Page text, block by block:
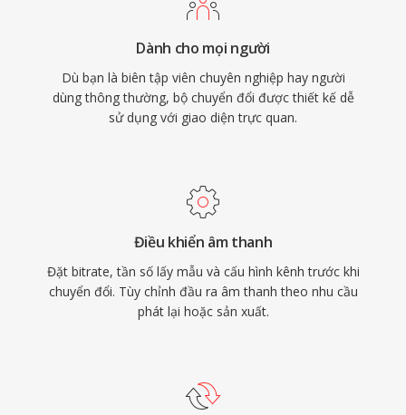
giản và nén trong suốt.Dành cho mọi người
Dù bạn là biên tập viên chuyên nghiệp hay người
dùng thông thường, bộ chuyển đổi được thiết kế dễ
sử dụng với giao diện trực quan.
Điều khiển âm thanh
Đặt bitrate, tần số lấy mẫu và cấu hình kênh trước khi
chuyển đổi. Tùy chỉnh đầu ra âm thanh theo nhu cầu
phát lại hoặc sản xuất.